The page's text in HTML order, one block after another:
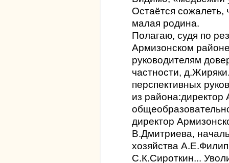
Остаётся сожалеть,
малая родина.
Полагаю, судя по
Армизонском
руководителям
частности,
перспективных
из района:директор
директор
В.Дмитриева,
хозяйства
С.К.Сироткин...